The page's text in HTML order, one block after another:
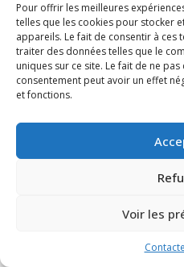
Pour offrir les meilleures
telles que les cookies pour stocker
appareils. Le fait de consentir à
traiter des données telles que le
uniques sur ce site. Le fait de ne
consentement peut avoir un effet
et fonctions.
Voir les
FAQ